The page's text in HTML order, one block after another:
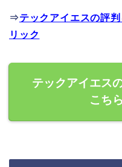
⇒テックアイエスの評
リック
テックアイエス
こち